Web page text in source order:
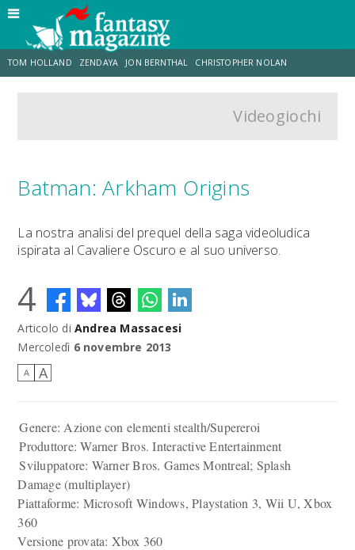
TOM HOLLAND ZENDAYA JON BERNTHAL CHRISTOPHER NOLAN
CHRIS MCKENNA
Videogiochi
Batman: Arkham Origins
La nostra analisi del prequel della saga videoludica
ispirata al Cavaliere Oscuro e al suo universo.
4
Articolo di Andrea Massacesi
Mercoledì 6 novembre 2013
A A
Genere: Azione con elementi stealth/Supereroi
Produttore: Warner Bros. Interactive Entertainment
Sviluppatore: Warner Bros. Games Montreal; Splash
Damage (multiplayer)
Piattaforme: Microsoft Windows, Playstation 3, Wii U, Xbox
360
Versione provata: Xbox 360